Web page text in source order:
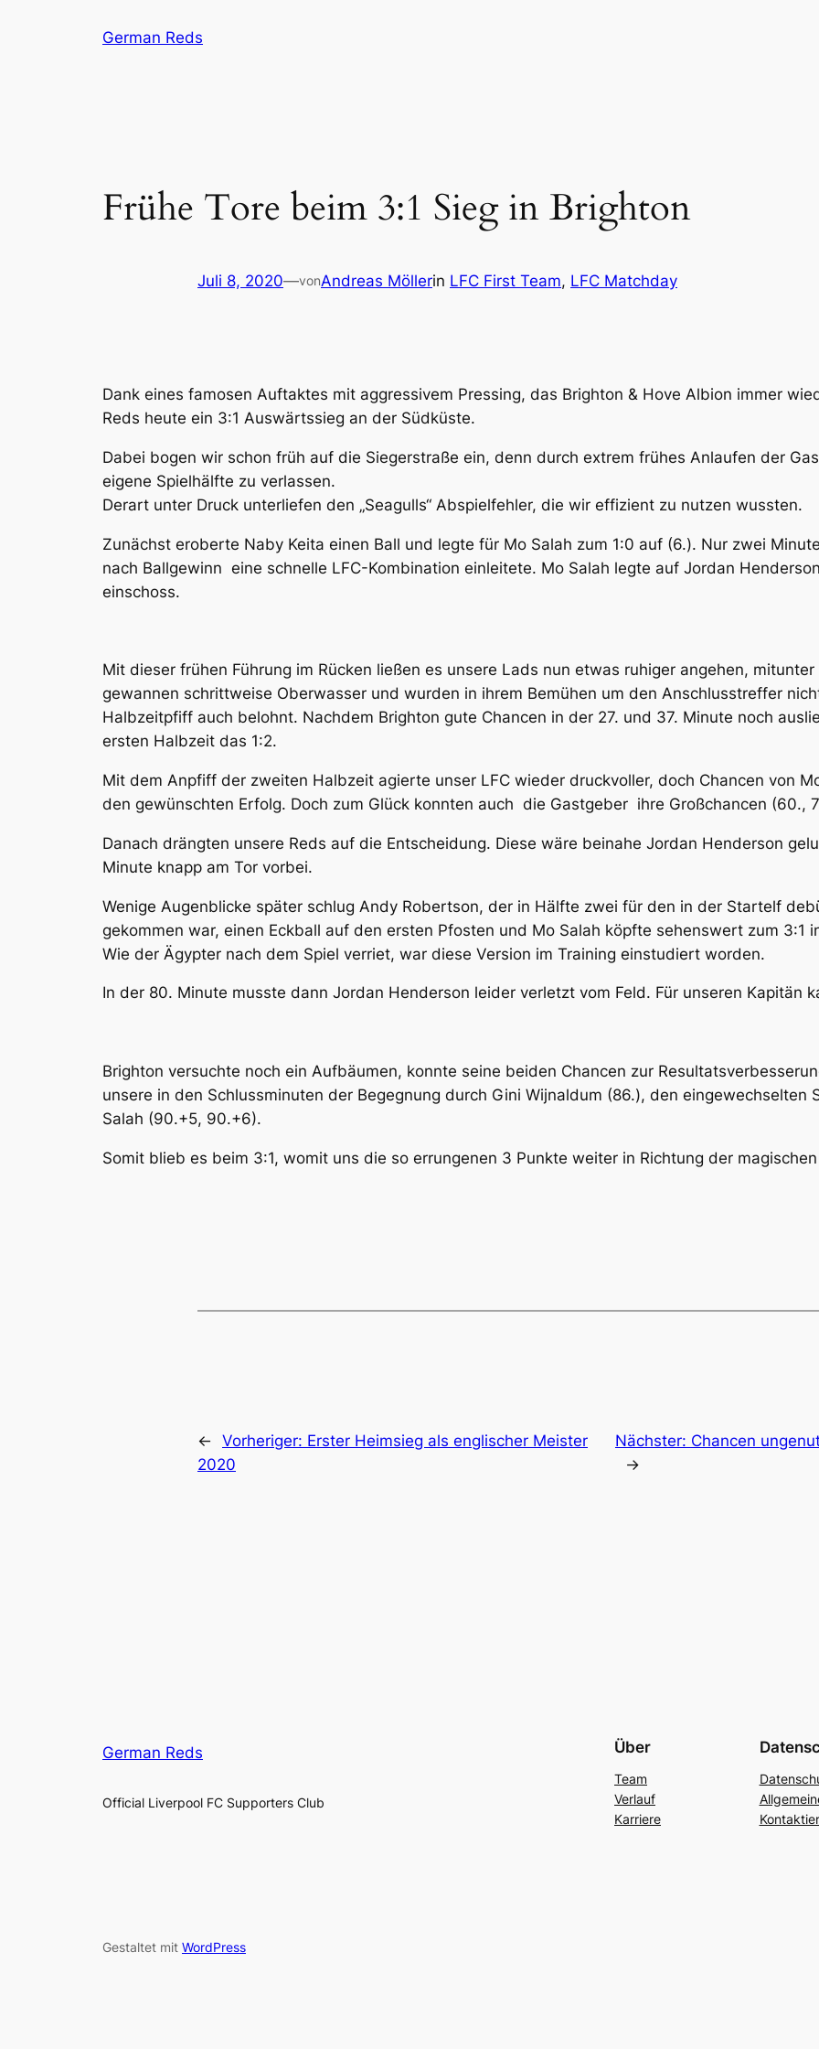
German Reds
Frühe Tore beim 3:1 Sieg in Brighton
Juli 8, 2020—vonAndreas Möllerin LFC First Team, LFC Matchday
Dank eines famosen Auftaktes mit aggressivem Pressing, das Brighton & Hove Albion immer
Reds heute ein 3:1 Auswärtssieg an der Südküste.
Dabei bogen wir schon früh auf die Siegerstraße ein, denn durch extrem frühes Anlaufen der
eigene Spielhälfte zu verlassen.
Derart unter Druck unterliefen den „Seagulls“ Abspielfehler, die wir effizient zu nutzen wussten.
Zunächst eroberte Naby Keita einen Ball und legte für Mo Salah zum 1:0 auf (6.). Nur zwei
nach Ballgewinn eine schnelle LFC-Kombination einleitete. Mo Salah legte auf Jordan
einschoss.
Mit dieser frühen Führung im Rücken ließen es unsere Lads nun etwas ruhiger angehen,
gewannen schrittweise Oberwasser und wurden in ihrem Bemühen um den Anschlusstreffer
Halbzeitpfiff auch belohnt. Nachdem Brighton gute Chancen in der 27. und 37. Minute noch
ersten Halbzeit das 1:2.
Mit dem Anpfiff der zweiten Halbzeit agierte unser LFC wieder druckvoller, doch Chancen von
den gewünschten Erfolg. Doch zum Glück konnten auch die Gastgeber ihre Großchancen (60.,
Danach drängten unsere Reds auf die Entscheidung. Diese wäre beinahe Jordan Henderson
Minute knapp am Tor vorbei.
Wenige Augenblicke später schlug Andy Robertson, der in Hälfte zwei für den in der Startelf
gekommen war, einen Eckball auf den ersten Pfosten und Mo Salah köpfte sehenswert zum 3:1
Wie der Ägypter nach dem Spiel verriet, war diese Version im Training einstudiert worden.
In der 80. Minute musste dann Jordan Henderson leider verletzt vom Feld. Für unseren Kapitän
Brighton versuchte noch ein Aufbäumen, konnte seine beiden Chancen zur
unsere in den Schlussminuten der Begegnung durch Gini Wijnaldum (86.), den
Salah (90.+5, 90.+6).
Somit blieb es beim 3:1, womit uns die so errungenen 3 Punkte weiter in Richtung der
← Vorheriger: Erster Heimsieg als englischer Meister
2020
Nächster: Chancen
→
German Reds
Official Liverpool FC Supporters Club
Über
Team
Verlauf
Karriere
Gestaltet mit WordPress